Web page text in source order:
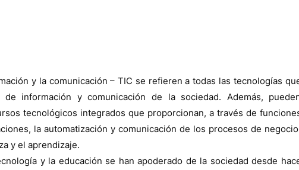
y la comunicación – TIC se refieren a todas las tecnologías
información y comunicación de la sociedad. Además,
tecnológicos integrados que proporcionan, a través de
la automatización y comunicación de los procesos de
y el aprendizaje.
y la educación se han apoderado de la sociedad desde